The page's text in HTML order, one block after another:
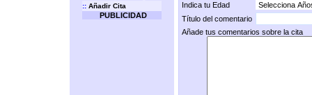
:: Añadir Cita
PUBLICIDAD
Indica tu Edad
Título del comentario
Añade tus comentarios sobre la cita